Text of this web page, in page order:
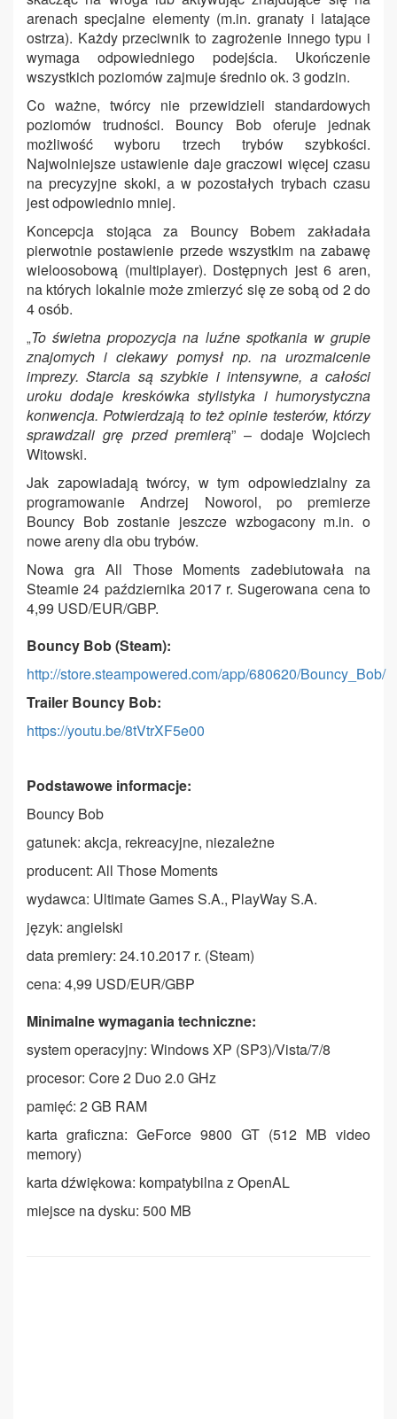
arenach specjalne elementy (m.in. granaty i latające
ostrza). Każdy przeciwnik to zagrożenie innego typu i
wymaga odpowiedniego podejścia. Ukończenie
wszystkich poziomów zajmuje średnio ok. 3 godzin.
Co ważne, twórcy nie przewidzieli standardowych
poziomów trudności. Bouncy Bob oferuje jednak
możliwość wyboru trzech trybów szybkości.
Najwolniejsze ustawienie daje graczowi więcej czasu
na precyzyjne skoki, a w pozostałych trybach czasu
jest odpowiednio mniej.
Koncepcja stojąca za Bouncy Bobem zakładała
pierwotnie postawienie przede wszystkim na zabawę
wieloosobową (multiplayer). Dostępnych jest 6 aren,
na których lokalnie może zmierzyć się ze sobą od 2 do
4 osób.
„To świetna propozycja na luźne spotkania w grupie
znajomych i ciekawy pomysł np. na urozmaicenie
imprezy. Starcia są szybkie i intensywne, a całości
uroku dodaje kreskówka stylistyka i humorystyczna
konwencja. Potwierdzają to też opinie testerów, którzy
sprawdzali grę przed premierą” – dodaje Wojciech
Witowski.
Jak zapowiadają twórcy, w tym odpowiedzialny za
programowanie Andrzej Noworol, po premierze
Bouncy Bob zostanie jeszcze wzbogacony m.in. o
nowe areny dla obu trybów.
Nowa gra All Those Moments zadebiutowała na
Steamie 24 października 2017 r. Sugerowana cena to
4,99 USD/EUR/GBP.
Bouncy Bob (Steam):
http://store.steampowered.com/app/680620/Bouncy_Bob/
Trailer Bouncy Bob:
https://youtu.be/8tVtrXF5e00
Podstawowe informacje:
Bouncy Bob
gatunek: akcja, rekreacyjne, niezależne
producent: All Those Moments
wydawca: Ultimate Games S.A., PlayWay S.A.
język: angielski
data premiery: 24.10.2017 r. (Steam)
cena: 4,99 USD/EUR/GBP
Minimalne wymagania techniczne:
system operacyjny: Windows XP (SP3)/Vista/7/8
procesor: Core 2 Duo 2.0 GHz
pamięć: 2 GB RAM
karta graficzna: GeForce 9800 GT (512 MB video
memory)
karta dźwiękowa: kompatybilna z OpenAL
miejsce na dysku: 500 MB